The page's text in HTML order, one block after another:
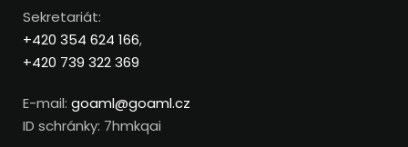
Sekretariát:
+420 354 624 166,
+420 739 322 369
E-mail: goaml@goaml.cz
ID schránky: 7hmkqai